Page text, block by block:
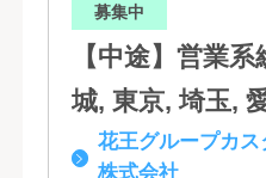
募集中
【中途】営業系総合職
城, 東京, 埼玉,
福岡花王グループカ
株式会社